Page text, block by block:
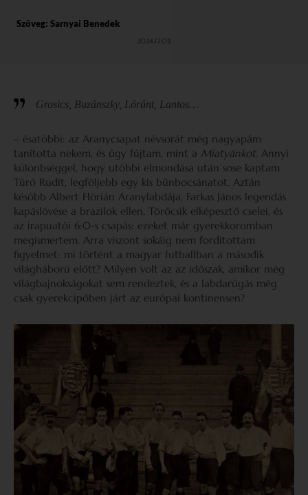
Szöveg: Sarnyai Benedek
2024.12.03.
Grosics, Buzánszky, Lóránt, Lantos…
– ésatöbbi: az Aranycsapat névsorát még nagyapám
tanította nekem, és úgy fújtam, mint a Miatyánkot. Annyi
különbséggel, hogy utóbbi elmondása után sose kaptam
Túró Rudit, legföljebb egy kis bűnbocsánatot. Aztán
később Albert Flórián Aranylabdája, Farkas János legendás
kapáslövése a brazilok ellen, Törőcsik elképesztő cselei, és
az irapuatói 6:0-s csapás: ezeket már gyerekkoromban
megismertem. Arra viszont sokáig nem fordítottam
figyelmet: mi történt a magyar futballban a második
világháború előtt? Milyen volt az az időszak, amikor még
világbajnokságokat sem rendeztek, és a labdarúgás még
csak gyerekcipőben járt az európai kontinensen?